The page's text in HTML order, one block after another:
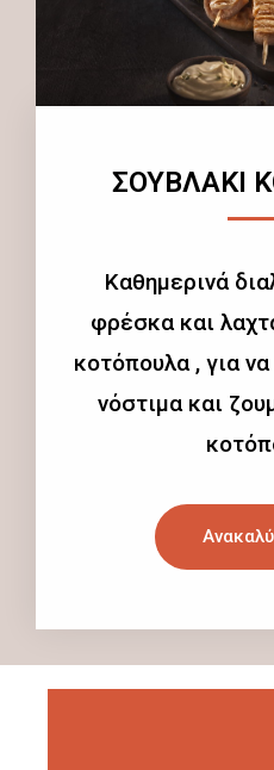
ΣΟΥΒΛΑΚΙ
Καθημερινά
φρέσκα και
κοτόπουλα , για
νόστιμα και